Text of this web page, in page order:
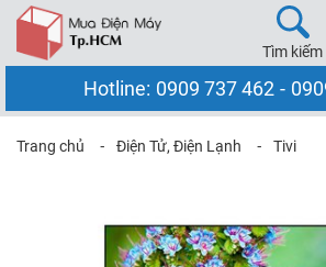
Tìm kiếm
Hotline: 0909 737 462 -
Trang chủ ⁃ Điện Tử, Điện Lạnh ⁃ Tivi